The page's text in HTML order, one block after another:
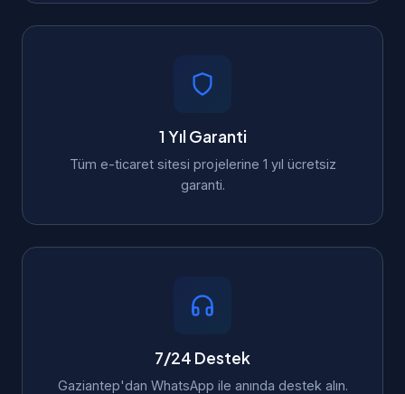
1 Yıl Garanti
Tüm e-ticaret sitesi projelerine 1 yıl ücretsiz
garanti.
7/24 Destek
Gaziantep'dan WhatsApp ile anında destek alın.